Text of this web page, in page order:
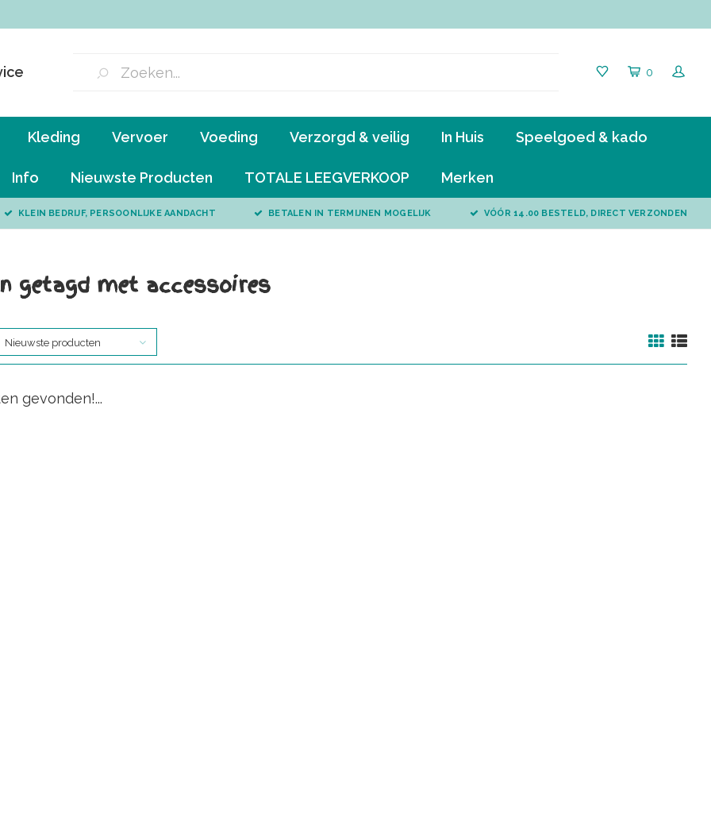
0
Kleding Vervoer Voeding Verzorgd & veilig In Huis Speelgoed & kado
Info Nieuwste Producten TOTALE LEEGVERKOOP Merken
KLEIN BEDRIJF, PERSOONLIJKE AANDACHT BETALEN IN TERMIJNEN MOGELIJK VÓÓR 14.00 BESTELD, DIRECT VERZONDEN
getagd met accessoires
Nieuwste producten
gevonden!...